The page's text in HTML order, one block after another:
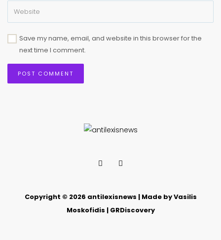
Save my name, email, and website in this browser for the
next time I comment.
Copyright © 2026 antilexisnews | Made by Vasilis
Moskofidis | GRDiscovery